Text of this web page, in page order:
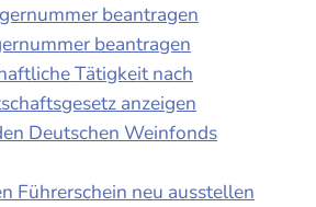
beantragen
beantragen
Tätigkeit nach
anzeigen
Deutschen Weinfonds
Führerschein neu ausstellen